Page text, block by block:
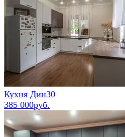
Кухня Дин30
385 000руб.